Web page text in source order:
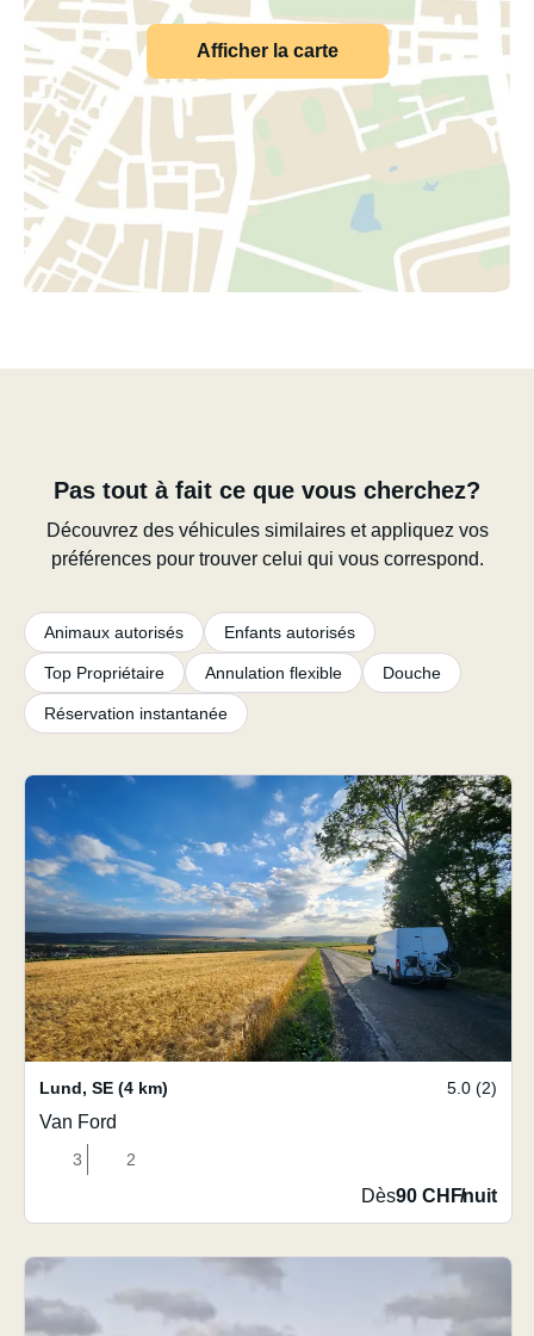
Afficher la carte
Pas tout à fait ce que vous cherchez?
Découvrez des véhicules similaires et appliquez vos
préférences pour trouver celui qui vous correspond.
Animaux autorisés Enfants autorisés
Top Propriétaire Annulation flexible Douche
Réservation instantanée
Lund, SE (4 km) 5.0 (2)
Van Ford
3 2
Dès90 CHF/nuit